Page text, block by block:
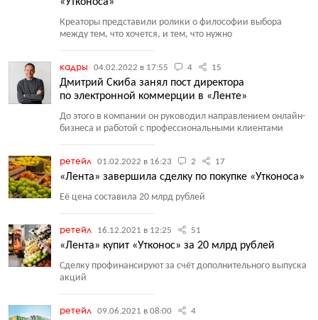
Креаторы представили ролики о философии выбора
между тем, что хочется, и тем, что нужно
кадры 04.02.2022 в 17:55 4 15
Дмитрий Скиба занял пост директора
по электронной коммерции в «Ленте»
До этого в компании он руководил направлением онлайн-
бизнеса и работой с профессиональными клиентами
ретейл 01.02.2022 в 16:23 2 17
«Лента» завершила сделку по покупке «Утконоса»
Её цена составила 20 млрд рублей
ретейл 16.12.2021 в 12:25 51
«Лента» купит «Утконос» за 20 млрд рублей
Сделку профинансируют за счёт дополнительного выпуска
акций
ретейл 09.06.2021 в 08:00 4